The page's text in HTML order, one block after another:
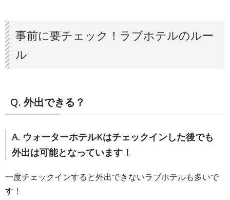
事前に要チェック！ラブホテルのルー
ル
Q. 外出できる？
A. ウォーターホテルKはチェックインした後でも
外出は可能となっています！
一度チェックインすると外出できないラブホテルも多いで
す！